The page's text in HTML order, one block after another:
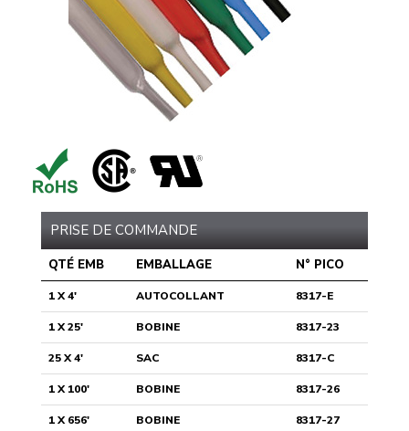
PRISE DE COMMANDE
QTÉ EMB EMBALLAGE N° PICO
1 X 4' AUTOCOLLANT 8317-E
1 X 25' BOBINE 8317-23
25 X 4' SAC 8317-C
1 X 100' BOBINE 8317-26
1 X 656' BOBINE 8317-27